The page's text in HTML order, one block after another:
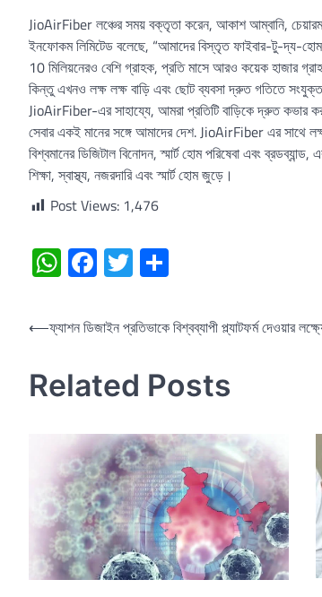
JioAirFiber লঞ্চের সময় বক্তৃতা করেন, আকাশ আম্বানি,
ইনফোকম লিমিটেড বলেছে, “আমাদের বিস্তৃত ফাইবার-টু-দ্য-হোম
10 মিলিয়নেরও বেশি গ্রাহক, প্রতি মাসে আরও কয়েক হাজার
কিন্তু এখনও লক্ষ লক্ষ বাড়ি এবং ছোট ব্যবসা দ্রুত গতিতে
JioAirFiber-এর সাহায্যে, আমরা প্রতিটি বাড়িকে দ্রুত কভার
সেবার একই মানের সঙ্গে আমাদের দেশ. JioAirFiber এর সাথে
বিশ্বমানের ডিজিটাল বিনোদন, স্মার্ট হোম পরিষেবা এবং ব্রডব্যান্ড,
শিক্ষা, স্বাস্থ্য, নজরদারি এবং স্মার্ট হোম জুড়ে।
Post Views: 1,476
WhatsApp
Facebook
Twitter
Post
⟵ফ্যাশন ডিজাইন প্রতিভাকে বিশ্বব্যাপী প্ল্যাটফর্ম দেওয়ার
Related Posts